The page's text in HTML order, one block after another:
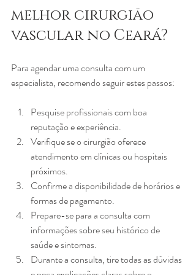
melhor cirurgião
vascular no Ceará?
Para agendar uma consulta com um
especialista, recomendo seguir estes passos:
Pesquise profissionais com boa
reputação e experiência.
Verifique se o cirurgião oferece
atendimento em clínicas ou hospitais
próximos.
Confirme a disponibilidade de horários e
formas de pagamento.
Prepare-se para a consulta com
informações sobre seu histórico de
saúde e sintomas.
Durante a consulta, tire todas as dúvidas